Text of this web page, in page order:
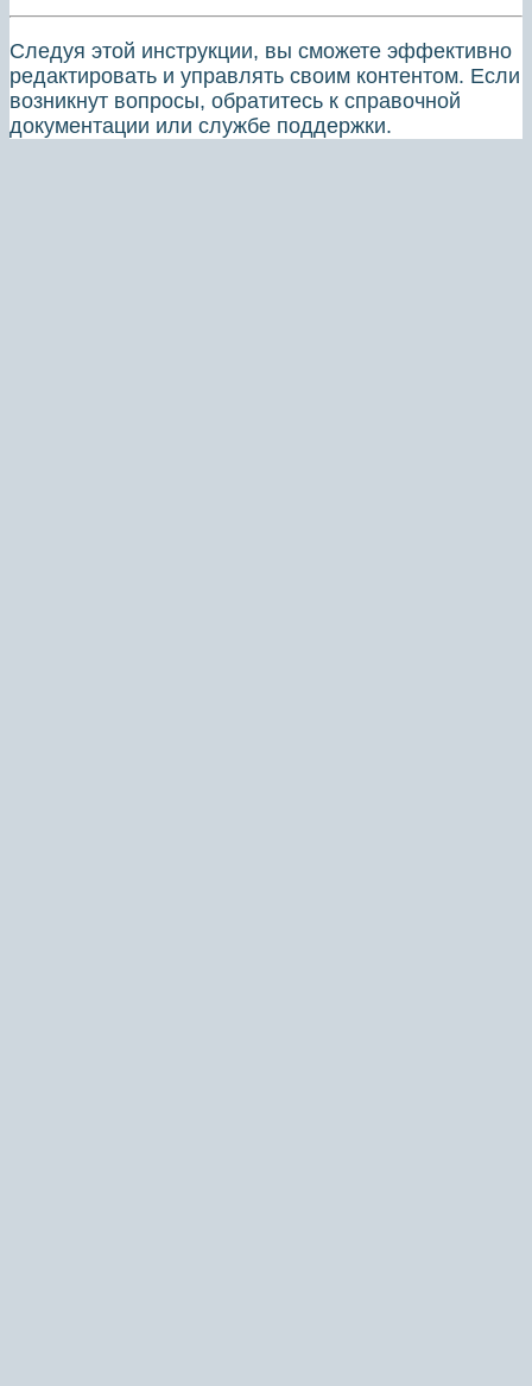
Следуя этой инструкции, вы сможете эффективно
редактировать и управлять своим контентом. Если
возникнут вопросы, обратитесь к справочной
документации или службе поддержки.